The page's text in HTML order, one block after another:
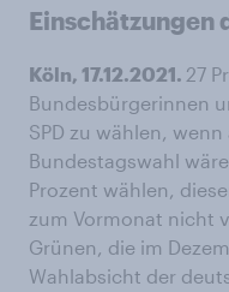
Einschätzungen
Köln, 17.12.2021. 27
Bundesbürgerinnen
SPD zu wählen,
Bundestagswahl
Prozent wählen,
zum Vormonat nicht
Grünen, die im
Wahlabsicht der